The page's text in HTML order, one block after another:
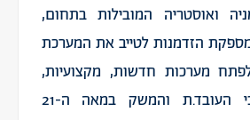
ואוסטריה המובילות בתחום,
הזדמנות לטייב את המערכת
מערכות חדשות, מקצועיות,
הרואות את צרכי העובד.ת והמשק במאה ה-21